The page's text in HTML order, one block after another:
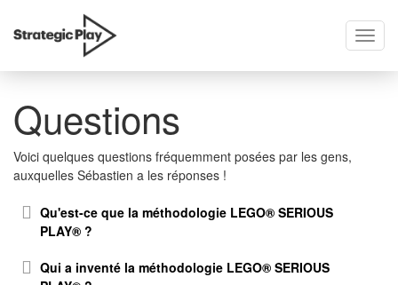
skip
Questions
Voici quelques questions fréquemment posées par les gens,
auxquelles Sébastien a les réponses !
Qu'est-ce que la méthodologie LEGO® SERIOUS
PLAY® ?
Qui a inventé la méthodologie LEGO® SERIOUS